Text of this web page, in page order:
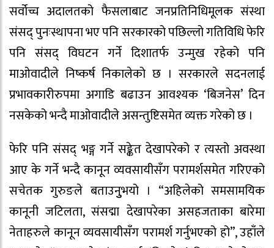
सर्वोच्च अदालतको फैसलाबाट जनप्रतिनिधिमूलक संस्था
संसद् पुनःस्थापना भए पनि सरकारको पछिल्लो गतिविधि फेरि
पनि संसद् विघटन गर्ने दिशातर्फ उन्मुख रहेको पनि
माओवादीले निष्कर्ष निकालेको छ । सरकारले सदनलाई
प्रभावकारीरुपमा अगाडि बढाउन आवश्यक ‘बिजनेस’ दिन
नसकेको भन्दै माओवादीले असन्तुष्टिसमेत व्यक्त गरेको छ ।
फेरि पनि संसद् भङ्ग गर्ने सङ्केत देखापरेको र त्यस्तो अवस्था
आए के गर्ने भन्दै कानून व्यवसायीसँग परामर्शसमेत गरिएको
सचेतक गुरुङले बताउनुुभयो । “अहिलेको समसामयिक
कानूनी जटिलता, संसद्मा देखापरेका असहजताका बारेमा
नेताहरुले कानून व्यवसायीसँग परामर्श गर्नुभएको हो”, उहाँले